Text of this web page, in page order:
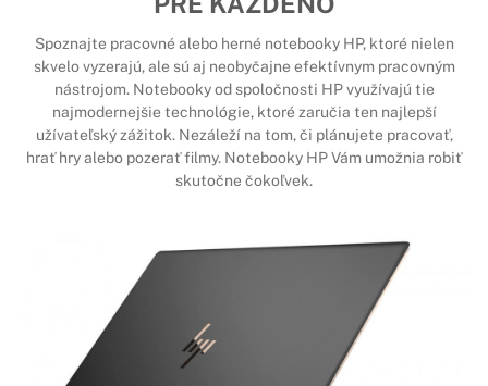
Spoznajte pracovné alebo herné notebooky HP, ktoré nielen
skvelo vyzerajú, ale sú aj neobyčajne efektívnym pracovným
nástrojom. Notebooky od spoločnosti HP využívajú tie
najmodernejšie technológie, ktoré zaručia ten najlepší
užívateľský zážitok. Nezáleží na tom, či plánujete pracovať,
hrať hry alebo pozerať filmy. Notebooky HP Vám umožnia robiť
skutočne čokoľvek.